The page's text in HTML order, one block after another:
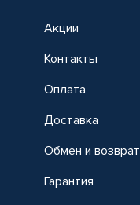
Акции
Контакты
Оплата
Доставка
Обмен и возврат
Гарантия